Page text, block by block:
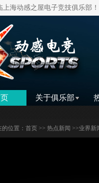
上海动感之屋电子竞技俱乐部！
关于俱乐部
位置： 首页 >> 热点新闻 >>业界新